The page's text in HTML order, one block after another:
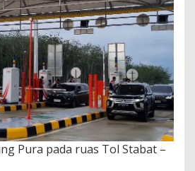
Pura pada ruas Tol Stabat –